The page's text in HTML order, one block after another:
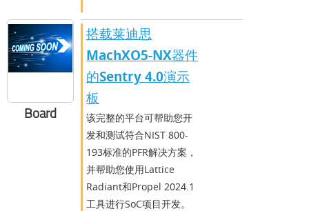
Board
搭载莱迪思
MachXO5-NX器件
的Sentry 4.0演示
板
该完整的平台可帮助您开
发和测试符合NIST 800-
193标准的PFR解决方案，
并帮助您使用Lattice
Radiant和Propel 2024.1
工具进行SoC项目开发。